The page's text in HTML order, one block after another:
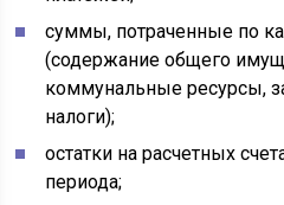
суммы, потраченные по
(содержание общего
коммунальные ресурсы,
налоги);
остатки на расчетных
периода;